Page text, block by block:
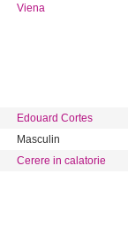
Viena
Edouard Cortes
Masculin
Cerere in calatorie